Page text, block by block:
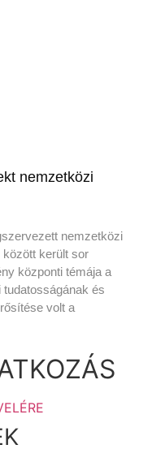
nemzetközi
nemzetközi
között került sor
központi témája a
és
volt a